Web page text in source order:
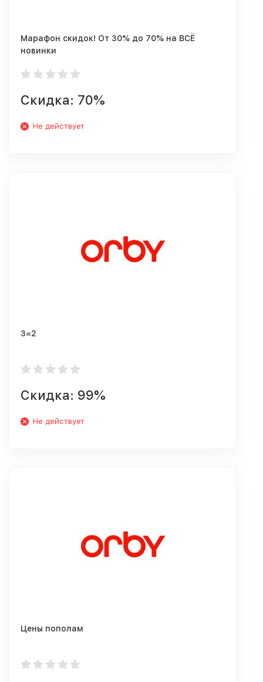
Марафон скидок! От 30% до 70% на ВСЁ
новинки
Скидка: 70%
Не действует
3=2
Скидка: 99%
Не действует
Цены пополам